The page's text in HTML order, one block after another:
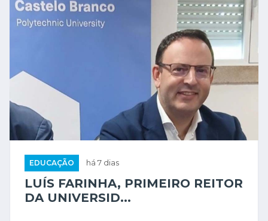
EDUCAÇÃO há 7 dias
LUÍS FARINHA, PRIMEIRO REITOR
DA UNIVERSID...